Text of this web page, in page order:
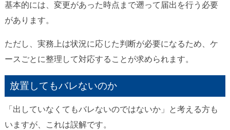
基本的には、変更があった時点まで遡って届出を行う必要
があります。
ただし、実務上は状況に応じた判断が必要になるため、ケ
ースごとに整理して対応することが求められます。
放置してもバレないのか
「出していなくてもバレないのではないか」と考える方も
いますが、これは誤解です。